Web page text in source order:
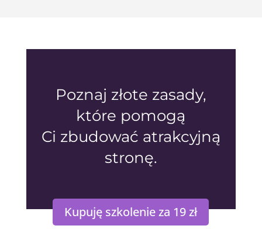
Poznaj złote zasady,
które pomogą
Ci zbudować atrakcyjną
stronę.
Kupuję szkolenie za 19 zł